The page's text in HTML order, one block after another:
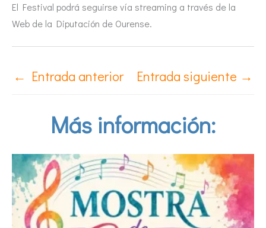
El Festival podrá seguirse vía streaming a través de la
Web de la Diputación de Ourense.
← Entrada anterior Entrada siguiente →
Más información: